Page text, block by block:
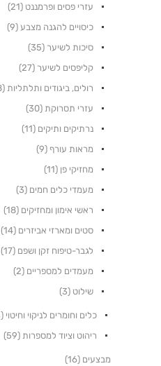
עזרי פסים ופרמננט (21)
כיסויים להגנה מצבע (9)
סיכות לשיער (35)
קליפסים לשיער (27)
רולים, ביגודים ותלתליות (38)
עזרי תסרוקת (30)
נרתיקים ותיקים (11)
מראות עורף (9)
מחזיקי פן (11)
מעמדי כלים חמים (3)
ראשי אימון ומחזיקים (18)
סטים ומארזי אביזרים (14)
לגבר-טיפוח זקן ושפם (17)
מעמדים למספריים (2)
שילוט (3)
כלים וחומרים לניקוי וחיטוי (13)
ריהוט וציוד למספרות (59)
מבצעים (16)